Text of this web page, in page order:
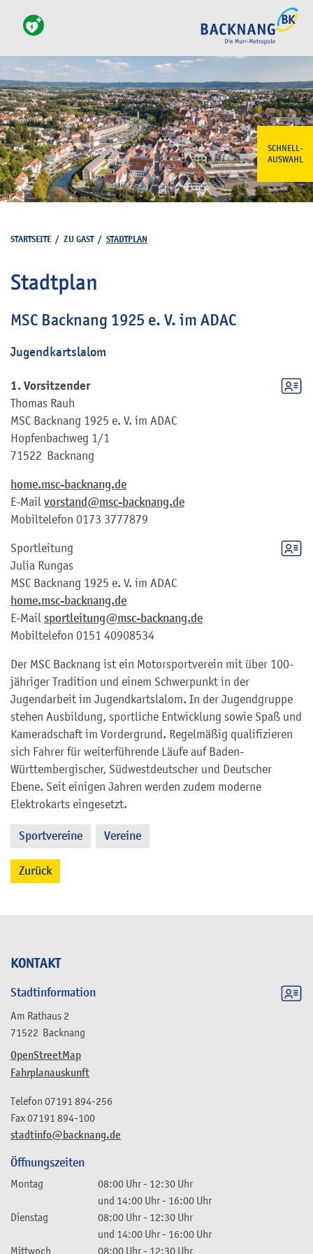
SCHNELL-
AUSWAHL
KONTAKT
Stadtinformation
Am Rathaus 2
71522 Backnang
OpenStreetMap
Fahrplanauskunft
stadtinfo@backnang.de
Telefon 07191 894-256
Fax07191 894-100
Öffnungszeiten
Montag 08:00 Uhr- 12:30 Uhr
und 14:00 Uhr- 16:00 Uhr
Dienstag
08:00 Uhr- 12:30 Uhr
und 14:00 Uhr- 16:00 Uhr
Mittwoch
08:00 Uhr- 12:30 Uhr
STARTSEITE / ZU GAST/ STADTPLAN
Stadtplan
MSC Backnang 1925 e. V. im ADAC
Jugendkartslalom
1. Vorsitzender
Thomas Rauh
MSC Backnang 1925 e. V. im ADAC
Hopfenbachweg 1/1
71522 Backnang
home.msc-backnang.de
E-Mail vorstand@msc-backnang.de
Mobiltelefon 0173 3777879
Sportleitung
Julia Rungas
MSC Backnang 1925 e. V. im ADAC
home.msc-backnang.de
E-Mail sportleitung@msc-backnang.de
Mobiltelefon 0151 40908534
Der MSC Backnang ist ein Motorsportverein mit über 100-
jähriger Tradition und einem Schwerpunkt in der
Jugendarbeit im Jugendkartslalom. In der Jugendgruppe
stehen Ausbildung, sportliche Entwicklung sowie Spaß und
Kameradschaft im Vordergrund. Regelmäßig qualifizieren
sich Fahrer für weiterführende Läufe auf Baden-
Württembergischer, Südwestdeutscher und Deutscher
Ebene. Seit einigen Jahren werden zudem moderne
Elektrokarts eingesetzt.
Sportvereine Vereine
Zurück